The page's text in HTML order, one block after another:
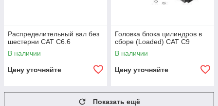
Распределительный вал без
шестерни CAT C6.6
В наличии
Цену уточняйте
Головка блока цилиндров в
сборе (Loaded) CAT C9
В наличии
Цену уточняйте
Показать ещё